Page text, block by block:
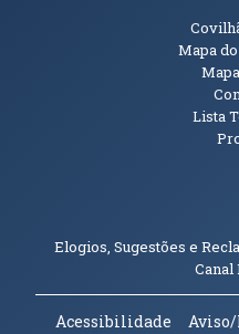
InformaçõesMapa
Lista
Elogios, Sugestões e
Canal
Acessibilidade